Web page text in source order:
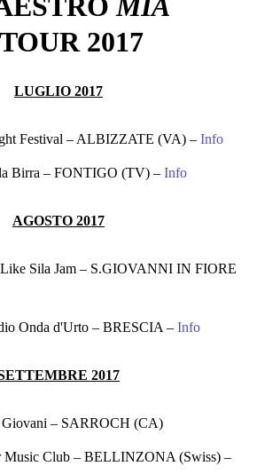
MIA
TOUR 2017
LUGLIO 2017
Festival – ALBIZZATE (VA) – Info
Birra – FONTIGO (TV) – Info
AGOSTO 2017
Sila Jam – S.GIOVANNI IN FIORE
Onda d'Urto – BRESCIA – Info
2017
Giovani – SARROCH (CA)
Music Club – BELLINZONA (Swiss) –